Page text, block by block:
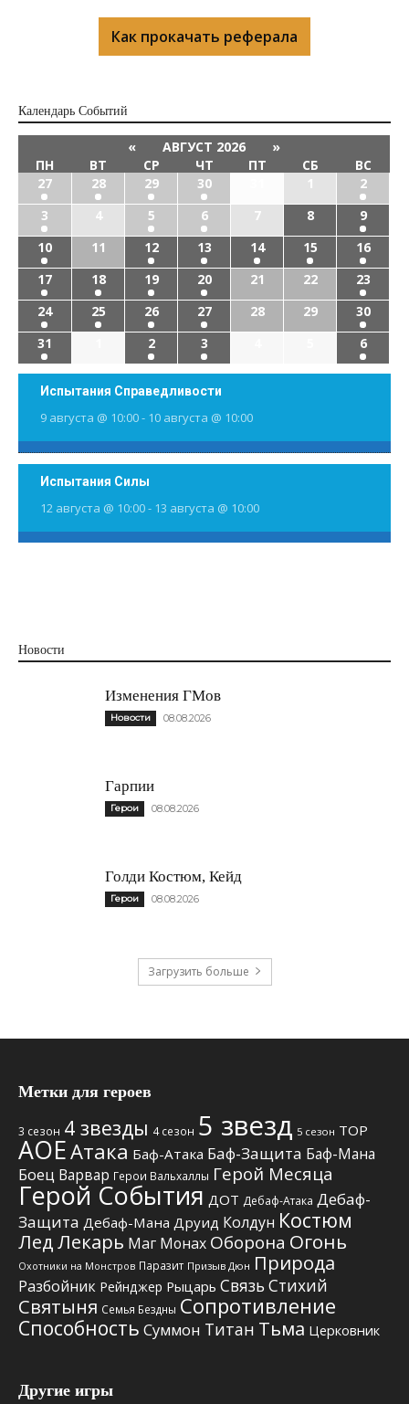
Как прокачать реферала
Календарь Cобытий
« АВГУСТ 2026
»
ПН
ВТ СР ЧТ ПТ СБ
ВС
27
28 29 30 1
2
3
4 5 6 7 8
9
10
11 12 13 14 15
16
17
18 19 20 21 22
23
24
25 26 27 28 29
30
31
2 3 6
Испытания Справедливости
9 августа @ 10:00- 10 августа @ 10:00
Испытания Силы
12 августа @ 10:00- 13 августа @ 10:00
Новости
Изменения ГМов
Новости 08.08.2026
Гарпии
Герои 08.08.2026
Голди Костюм, Кейд
Герои 08.08.2026
Загрузить больше
Метки для героев
3 сезон 4 звезды 4 сезон 5 звезд 5 сезон TOP
АОЕАтака Баф-Атака Баф-Защита Баф-Мана
Боец Варвар Герои Вальхаллы Герой Месяца
Герой События ДОТ Дебаф-Атака Дебаф-
Защита Дебаф-Мана Друид Колдун Костюм
ЛедЛекарь Маг Монах Оборона Огонь
Охотники на Монстров Паразит Призыв Дюн Природа
Разбойник Рейнджер Рыцарь Связь Стихий
Святыня Семья Бездны Сопротивление
Способность Суммон Титан Тьма Церковник
Другие игры